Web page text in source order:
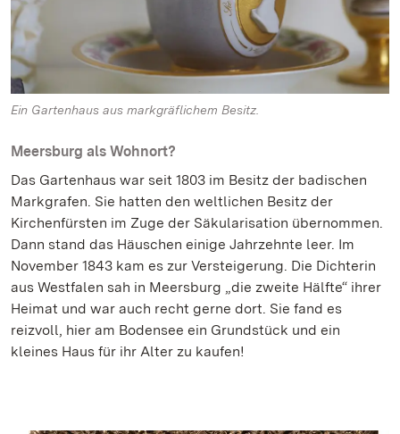
Ein Gartenhaus aus markgräflichem Besitz.
Meersburg als Wohnort?
Das Gartenhaus war seit 1803 im Besitz der badischen
Markgrafen. Sie hatten den weltlichen Besitz der
Kirchenfürsten im Zuge der Säkularisation übernommen.
Dann stand das Häuschen einige Jahrzehnte leer. Im
November 1843 kam es zur Versteigerung. Die Dichterin
aus Westfalen sah in Meersburg „die zweite Hälfte“ ihrer
Heimat und war auch recht gerne dort. Sie fand es
reizvoll, hier am Bodensee ein Grundstück und ein
kleines Haus für ihr Alter zu kaufen!